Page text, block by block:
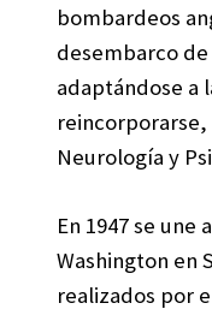
bombardeos
desembarco
adaptándose a
Neurología y
En 1947 se
Washington en
realizados por